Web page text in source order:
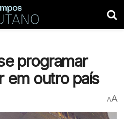
programar
em outro país
AA